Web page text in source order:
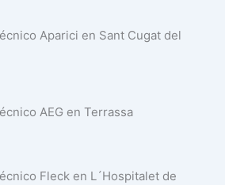
Aparici en Sant Cugat del
AEG en Terrassa
Fleck en L´Hospitalet de